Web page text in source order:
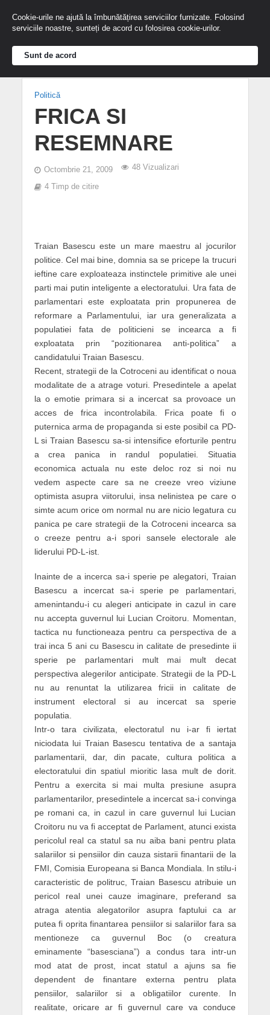
Politică
FRICA SI
RESEMNARE
Octombrie 21, 2009 48 Vizualizari
4 Timp de citire
Traian Basescu este un mare maestru al jocurilor
politice. Cel mai bine, domnia sa se pricepe la trucuri
ieftine care exploateaza instinctele primitive ale unei
parti mai putin inteligente a electoratului. Ura fata de
parlamentari este exploatata prin propunerea de
reformare a Parlamentului, iar ura generalizata a
populatiei fata de politicieni se incearca a fi
exploatata prin “pozitionarea anti-politica” a
candidatului Traian Basescu.
Recent, strategii de la Cotroceni au identificat o noua
modalitate de a atrage voturi. Presedintele a apelat
la o emotie primara si a incercat sa provoace un
acces de frica incontrolabila. Frica poate fi o
puternica arma de propaganda si este posibil ca PD-
L si Traian Basescu sa-si intensifice eforturile pentru
a crea panica in randul populatiei. Situatia
economica actuala nu este deloc roz si noi nu
vedem aspecte care sa ne creeze vreo viziune
optimista asupra viitorului, insa nelinistea pe care o
simte acum orice om normal nu are nicio legatura cu
panica pe care strategii de la Cotroceni incearca sa
o creeze pentru a-i spori sansele electorale ale
liderului PD-L-ist.
Inainte de a incerca sa-i sperie pe alegatori, Traian
Basescu a incercat sa-i sperie pe parlamentari,
amenintandu-i cu alegeri anticipate in cazul in care
nu accepta guvernul lui Lucian Croitoru. Momentan,
tactica nu functioneaza pentru ca perspectiva de a
trai inca 5 ani cu Basescu in calitate de presedinte ii
sperie pe parlamentari mult mai mult decat
perspectiva alegerilor anticipate. Strategii de la PD-L
nu au renuntat la utilizarea fricii in calitate de
instrument electoral si au incercat sa sperie
populatia.
Intr-o tara civilizata, electoratul nu i-ar fi iertat
niciodata lui Traian Basescu tentativa de a santaja
parlamentarii, dar, din pacate, cultura politica a
electoratului din spatiul mioritic lasa mult de dorit.
Pentru a exercita si mai multa presiune asupra
parlamentarilor, presedintele a incercat sa-i convinga
pe romani ca, in cazul in care guvernul lui Lucian
Croitoru nu va fi acceptat de Parlament, atunci exista
pericolul real ca statul sa nu aiba bani pentru plata
salariilor si pensiilor din cauza sistarii finantarii de la
FMI, Comisia Europeana si Banca Mondiala. In stilu-i
caracteristic de politruc, Traian Basescu atribuie un
pericol real unei cauze imaginare, preferand sa
atraga atentia alegatorilor asupra faptului ca ar
putea fi oprita finantarea pensiilor si salariilor fara sa
mentioneze ca guvernul Boc (o creatura
eminamente “basesciana”) a condus tara intr-un
mod atat de prost, incat statul a ajuns sa fie
dependent de finantare externa pentru plata
pensiilor, salariilor si a obligatiilor curente. In
realitate, oricare ar fi guvernul care va conduce
Cookie-urile ne ajută la îmbunătățirea serviciilor furnizate. Folosind
serviciile noastre, sunteți de acord cu folosirea cookie-urilor.
Sunt de acord